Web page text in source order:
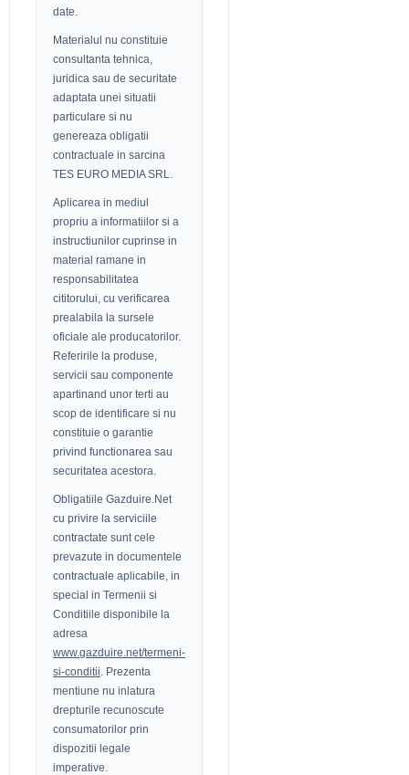
date.
Materialul nu constituie
consultanta tehnica,
juridica sau de securitate
adaptata unei situatii
particulare si nu
genereaza obligatii
contractuale in sarcina
TES EURO MEDIA SRL.
Aplicarea in mediul
propriu a informatiilor si a
instructiunilor cuprinse in
material ramane in
responsabilitatea
cititorului, cu verificarea
prealabila la sursele
oficiale ale producatorilor.
Referirile la produse,
servicii sau componente
apartinand unor terti au
scop de identificare si nu
constituie o garantie
privind functionarea sau
securitatea acestora.
Obligatiile Gazduire.Net
cu privire la serviciile
contractate sunt cele
prevazute in documentele
contractuale aplicabile, in
special in Termenii si
Conditiile disponibile la
adresa
www.gazduire.net/termeni-
si-conditii . Prezenta
mentiune nu inlatura
drepturile recunoscute
consumatorilor prin
dispozitii legale
imperative.